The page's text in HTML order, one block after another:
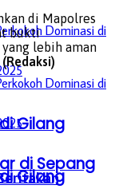
Gilang
di Sepang
Gilang
di Mapolres
bukti
lebih aman
(Redaksi)